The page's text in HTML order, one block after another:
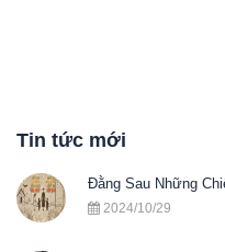
Tin tức mới
Đằng Sau Những
2024/10/29